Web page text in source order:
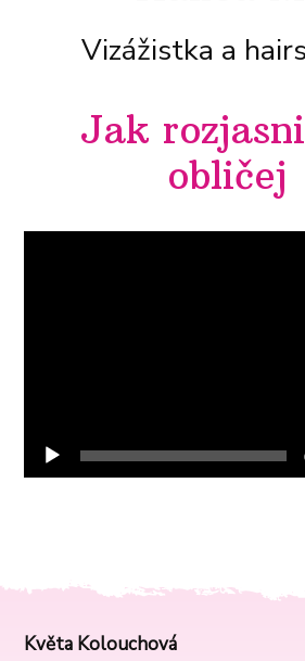
Vizážistka a
Jak
obličej
Květa Kolouchová